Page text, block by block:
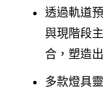
透過軌道
與現階段
合，塑造
多款燈具